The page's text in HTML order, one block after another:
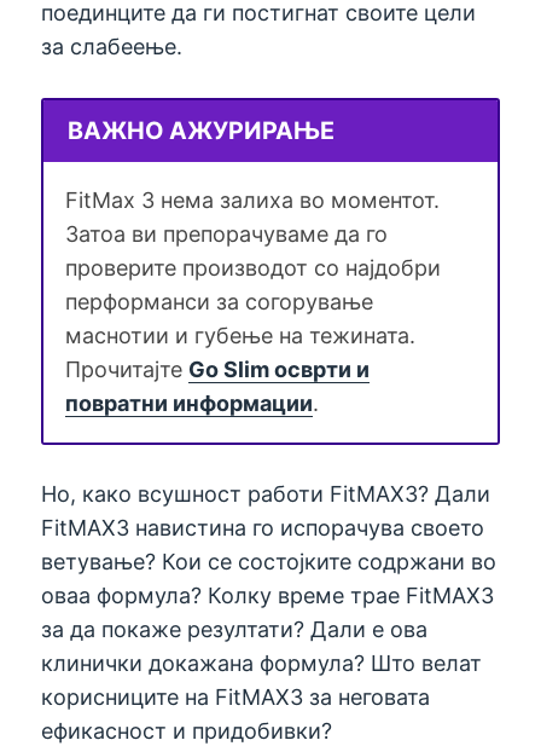
поединците да ги постигнат своите цели
за слабеење.
ВАЖНО АЖУРИРАЊЕ
FitMax 3 нема залиха во моментот.
Затоа ви препорачуваме да го
проверите производот со најдобри
перформанси за согорување
маснотии и губење на тежината.
Прочитајте Go Slim осврти и
повратни информации.
Но, како всушност работи FitMAX3? Дали
FitMAX3 навистина го испорачува своето
ветување? Кои се состојките содржани во
оваа формула? Колку време трае FitMAX3
за да покаже резултати? Дали е ова
клинички докажана формула? Што велат
корисниците на FitMAX3 за неговата
ефикасност и придобивки?